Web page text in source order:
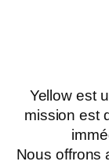
Yellow est
mission est
Nous offrons